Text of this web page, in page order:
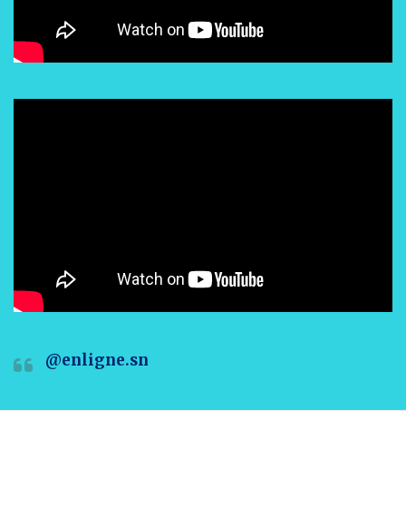
@enligne.sn